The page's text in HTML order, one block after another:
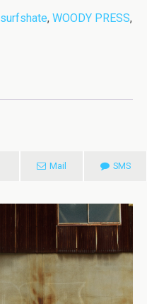
surfshate, WOODY PRESS,
Mail SMS